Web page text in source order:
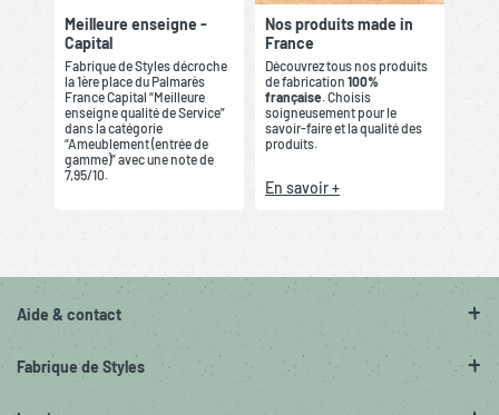
Meilleure enseigne -
Capital
Fabrique de Styles décroche
la 1ère place du Palmarès
France Capital “Meilleure
enseigne qualité de Service”
dans la catégorie
“Ameublement (entrée de
gamme)” avec une note de
7,95/10.
Nos produits made in
France
Découvrez tous nos produits
de fabrication 100%
française . Choisis
soigneusement pour le
savoir-faire et la qualité des
produits.
En savoir +
Aide & contact
Fabrique de Styles